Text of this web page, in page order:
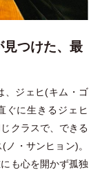
見つけた、最
、ジェヒ(キム ・ ゴ
ぐに生きるジェヒ
クラスで、できる
ノ
・ サンヒョン)。
も心を開かず孤独